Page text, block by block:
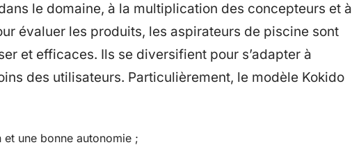
le domaine, à la multiplication des concepteurs et à
évaluer les produits, les aspirateurs de piscine sont
et efficaces. Ils se diversifient pour s’adapter à
des utilisateurs. Particulièrement, le modèle Kokido
et une bonne autonomie ;